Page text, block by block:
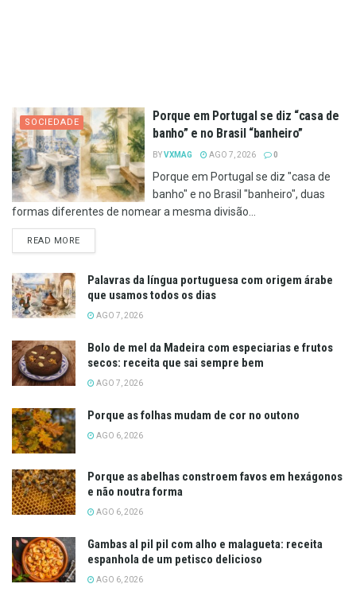
SOCIEDADE
Porque em Portugal se diz “casa de
banho” e no Brasil “banheiro”
BYVXMAG AGO 7, 2026 0
Porque em Portugal se diz "casa de
banho" e no Brasil "banheiro", duas
formas diferentes de nomear a mesma divisão...
READ MOREDETAILS
Palavras da língua portuguesa com origem árabe
que usamos todos os dias
AGO 7, 2026
Bolo de mel da Madeira com especiarias e frutos
secos: receita que sai sempre bem
AGO 7, 2026
Porque as folhas mudam de cor no outono
AGO 6, 2026
Porque as abelhas constroem favos em hexágonos
e não noutra forma
AGO 6, 2026
Gambas al pil pil com alho e malagueta: receita
espanhola de um petisco delicioso
AGO 6, 2026